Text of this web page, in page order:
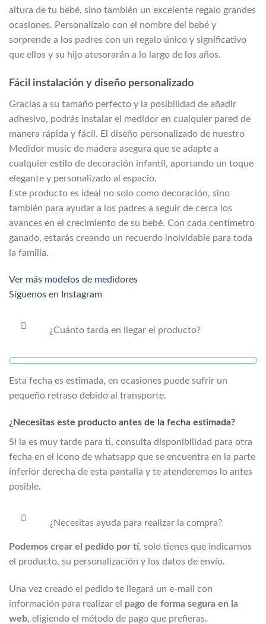
altura de tu bebé, sino también un excelente regalo grandes
ocasiones. Personalízalo con el nombre del bebé y
sorprende a los padres con un regalo único y significativo
que ellos y su hijo atesorarán a lo largo de los años.
Fácil instalación y diseño personalizado
Gracias a su tamaño perfecto y la posibilidad de añadir
adhesivo, podrás instalar el medidor en cualquier pared de
manera rápida y fácil. El diseño personalizado de nuestro
Medidor music de madera asegura que se adapte a
cualquier estilo de decoración infantil, aportando un toque
elegante y personalizado al espacio.
Este producto es ideal no solo como decoración, sino
también para ayudar a los padres a seguir de cerca los
avances en el crecimiento de su bebé. Con cada centímetro
ganado, estarás creando un recuerdo inolvidable para toda
la familia.
Ver más modelos de medidores
Síguenos en Instagram
¿Cuánto tarda en llegar el producto?
Esta fecha es estimada, en ocasiones puede sufrir un
pequeño retraso debido al transporte.
¿Necesitas este producto antes de la fecha estimada?
Si la es muy tarde para ti, consulta disponibilidad para otra
fecha en el icono de whatsapp que se encuentra en la parte
inferior derecha de esta pantalla y te atenderemos lo antes
posible.
¿Necesitas ayuda para realizar la compra?
Podemos crear el pedido por tí, solo tienes que indicarnos
el producto, su personalización y los datos de envío.
Una vez creado el pedido te llegará un e-mail con
información para realizar el pago de forma segura en la
web, eligiendo el método de pago que prefieras.